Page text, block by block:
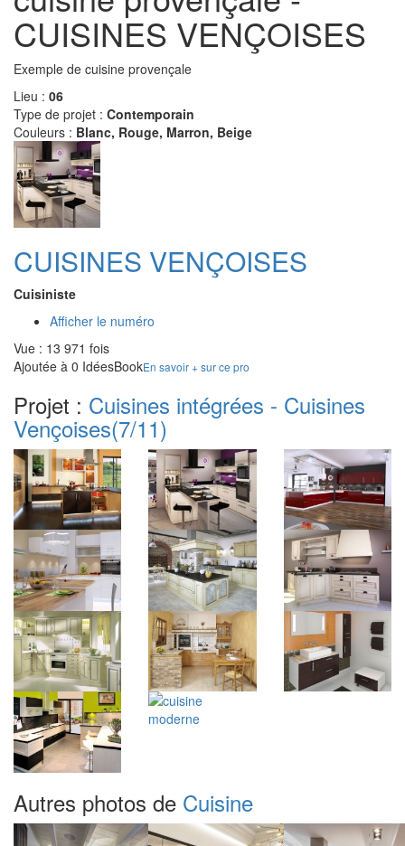
CUISINES VENÇOISES
Exemple de cuisine provençale
Lieu : 06
Type de projet : Contemporain
Couleurs : Blanc, Rouge, Marron, Beige
CUISINES VENÇOISES
Cuisiniste
Afficher le numéro
Vue : 13 971 fois
Ajoutée à 0 IdéesBookEn savoir + sur ce pro
Projet : Cuisines intégrées - Cuisines
Vençoises(7/11)
Autres photos de Cuisine